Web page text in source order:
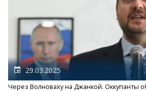
29.03.2025
Через Волноваху на Джанкой. Оккупанты